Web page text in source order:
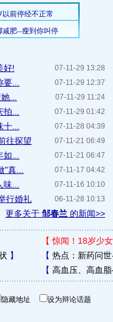
07-11-29 13:28
好!
07-11-29 12:37
...
07-11-29 11:24
...
07-11-29 01:42
...
07-11-28 04:39
...
07-11-21 06:49
往探望
07-11-21 06:47
...
07-11-17 04:42
真...
07-11-16 10:10
...
06-11-28 10:13
行婚礼
更多关于 邹春兰 的新闻>>
【惊闻！18岁少
】 【 热点：新药问
【 高血压、高血
隐藏地址 设为辩论话题